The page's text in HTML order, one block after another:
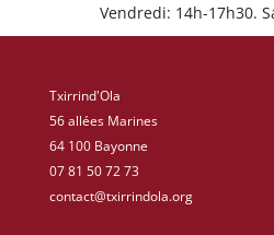
Vendredi: 14h-17h30.
Txirrind'Ola
56 allées Marines
64 100 Bayonne
07 81 50 72 73
contact@txirrindola.org